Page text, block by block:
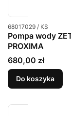
Kod produktu
68017029 / KS
Pompa wody
PROXIMA
Cena
680,00 zł
Do koszyka